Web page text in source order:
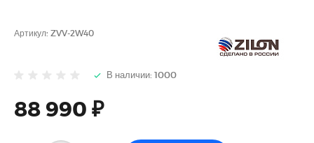
Артикул: ZVV-2W40
В наличии: 1000
88 990 ₽